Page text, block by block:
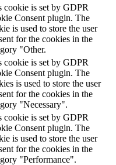
cookie is set by GDPR
Consent plugin. The
is used to store the user
for the cookies in the
"Other.
cookie is set by GDPR
Consent plugin. The
is used to store the user
for the cookies in the
"Necessary".
cookie is set by GDPR
Consent plugin. The
is used to store the user
for the cookies in the
"Performance".